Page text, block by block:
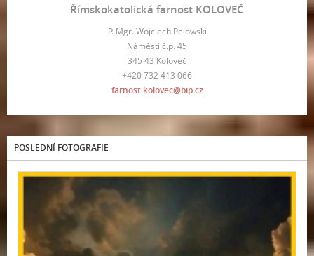
Římskokatolická farnost KOLOVEČ
P. Mgr. Wojciech Pelowski
Náměstí č.p. 45
345 43 Koloveč
+420 732 413 066
farnost.kolovec@bip.cz
POSLEDNÍ FOTOGRAFIE